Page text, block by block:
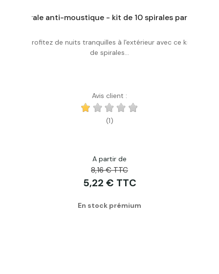
Acheter
Profitez de nuits tranquilles à l'extérieur avec ce kit
de spirales...
Avis client :
(1)
A partir de
8,16 € TTC
5,22 € TTC
En stock prémium